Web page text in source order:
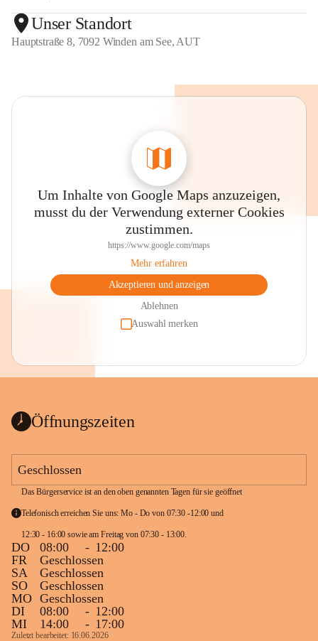
Unser Standort
Hauptstraße 8, 7092 Winden am See, AUT
Um Inhalte von Google Maps anzuzeigen,
musst du der Verwendung externer Cookies
zustimmen.
https://www.google.com/maps
Mehr erfahren
Akzeptieren und anzeigen
Ablehnen
Auswahl merken
Öffnungszeiten
Geschlossen
Das Bürgerservice ist an den oben genannten Tagen für sie geöffnet
Telefonisch erreichen Sie uns: Mo - Do von 07:30 -12:00 und
DO 08:00 - 12:00
FR
Geschlossen
SA
Geschlossen
SO
Geschlossen
MO Geschlossen
DI
08:00 - 12:00
MI
14:00 - 17:00
Zuletzt bearbeitet: 16.06.2026